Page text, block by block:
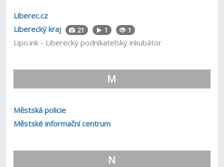
Liberec.cz
Liberecký kraj
21 1 1
Lipo.ink - Liberecký podnikatelský inkubátor
M
Městská policie
Městské informační centrum
N